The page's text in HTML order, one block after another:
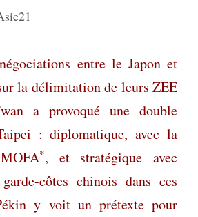
entre le Japon et
la délimitation de leurs ZEE
a provoqué une double
: diplomatique, avec la
*, et stratégique avec
côtes chinois dans ces
y voit un prétexte pour